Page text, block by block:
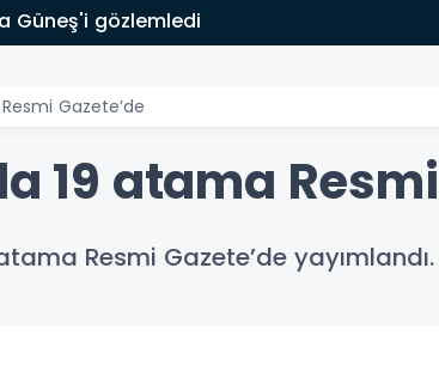
Güneş'i gözlemledi
Gazete’de
19 atama
Resmi Gazete’de yayımlandı.